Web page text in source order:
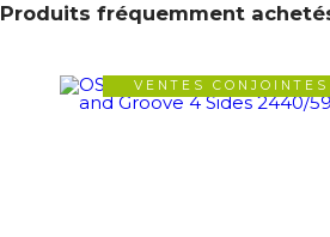
Produits fréquemment
VENTES CONJOINTES